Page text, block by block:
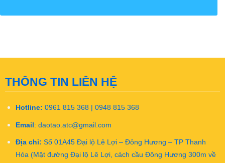
THÔNG TIN LIÊN HỆ
Hotline: 0961 815 368 | 0948 815 368
Email : daotao.atc@gmail.com
Địa chỉ: Số 01A45 Đại lộ Lê Lợi – Đông Hương – TP Thanh
Hóa (Mặt đường Đại lộ Lê Lợi, cách cầu Đông Hương 300m về